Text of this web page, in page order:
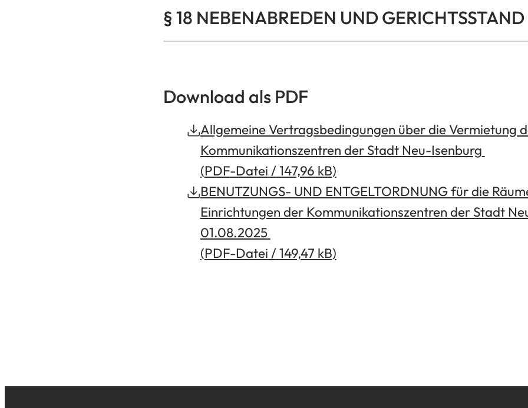
§ 18 NEBENABREDEN UND GERICHTSSTAND
Download als PDF
Allgemeine Vertragsbedingungen über die Vermietung
Kommunikationszentren der Stadt Neu-Isenburg
PDF-Datei
147,96 kB
BENUTZUNGS- UND ENTGELTORDNUNG für die
Einrichtungen der Kommunikationszentren der Stadt
01.08.2025
PDF-Datei 149,47 kB